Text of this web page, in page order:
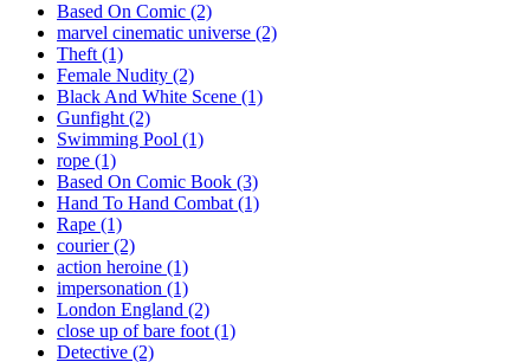
Based On Comic (2)
marvel cinematic universe (2)
Theft (1)
Female Nudity (2)
Black And White Scene (1)
Gunfight (2)
Swimming Pool (1)
rope (1)
Based On Comic Book (3)
Hand To Hand Combat (1)
Rape (1)
courier (2)
action heroine (1)
impersonation (1)
London England (2)
close up of bare foot (1)
Detective (2)